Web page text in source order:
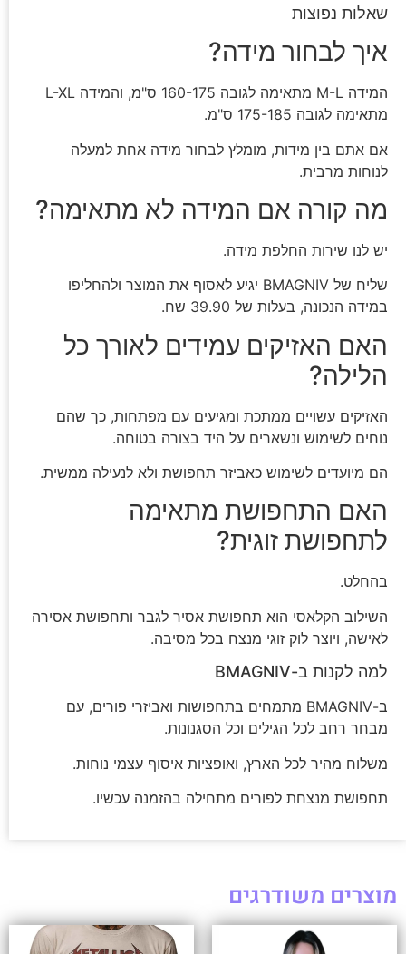
שאלות נפוצות
איך לבחור מידה?
המידה M-L מתאימה לגובה 160-175 ס"מ, והמידה L-XL
מתאימה לגובה 175-185 ס"מ.
אם אתם בין מידות, מומלץ לבחור מידה אחת למעלה
לנוחות מרבית.
מה קורה אם המידה לא מתאימה?
יש לנו שירות החלפת מידה.
שליח של BMAGNIV יגיע לאסוף את המוצר ולהחליפו
במידה הנכונה, בעלות של 39.90 שח.
האם האזיקים עמידים לאורך כל
הלילה?
האזיקים עשויים ממתכת ומגיעים עם מפתחות, כך שהם
נוחים לשימוש ונשארים על היד בצורה בטוחה.
הם מיועדים לשימוש כאביזר תחפושת ולא לנעילה ממשית.
האם התחפושת מתאימה
לתחפושת זוגית?
בהחלט.
השילוב הקלאסי הוא תחפושת אסיר לגבר ותחפושת אסירה
לאישה, ויוצר לוק זוגי מנצח בכל מסיבה.
למה לקנות ב-BMAGNIV
ב-BMAGNIV מתמחים בתחפושות ואביזרי פורים, עם
מבחר רחב לכל הגילים וכל הסגנונות.
משלוח מהיר לכל הארץ, ואופציות איסוף עצמי נוחות.
תחפושת מנצחת לפורים מתחילה בהזמנה עכשיו.
מוצרים משודרגים